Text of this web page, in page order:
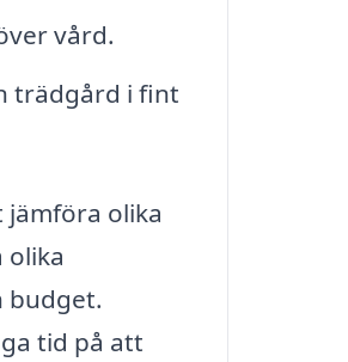
vård.
trädgård i fint
olika
budget.
tid på att